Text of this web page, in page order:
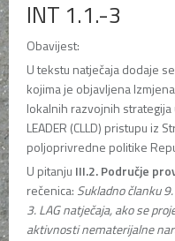
INT 1.1.-3
Obavijest:
U tekstu natječaja dodaje
kojima je objavljena
lokalnih razvojnih
LEADER (CLLD) pristupu iz
poljoprivredne politike
U pitanju III.2.Područje
rečenica: Sukladno članku
3. LAG natječaja, ako se
aktivnosti nematerijalne